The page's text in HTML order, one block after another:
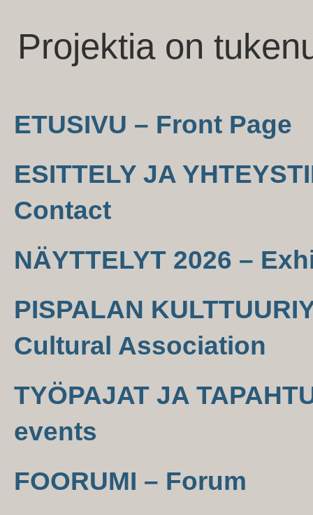
ETUSIVU – Front Page
ESITTELY JA
Contact
NÄYTTELYT 2026 –
PISPALAN
Cultural Association
TYÖPAJAT JA
events
FOORUMI – Forum
Projektia on